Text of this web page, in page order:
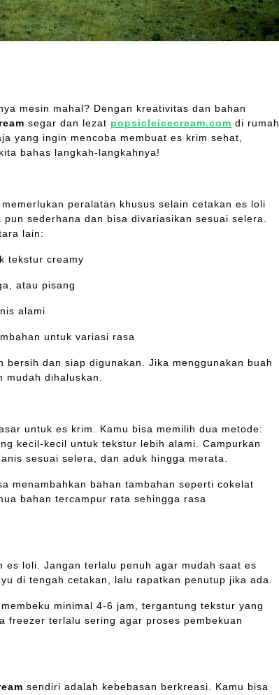
mesin mahal? Dengan kreativitas dan bahan
segar dan lezat popsicleicecream.com di rumah
yang ingin mencoba membuat es krim sehat,
bahas langkah-langkahnya!
peralatan khusus selain cetakan es loli
sederhana dan bisa divariasikan sesuai selera.
lain:
tekstur creamy
atau pisang
alami
untuk variasi rasa
dan siap digunakan. Jika menggunakan buah
mudah dihaluskan.
untuk es krim. Kamu bisa memilih dua metode:
kecil-kecil untuk tekstur lebih alami. Campurkan
sesuai selera, dan aduk hingga merata.
menambahkan bahan tambahan seperti cokelat
bahan tercampur rata sehingga rasa
loli. Jangan terlalu penuh agar mudah saat es
di tengah cetakan, lalu rapatkan penutup jika ada.
minimal 4-6 jam, tergantung tekstur yang
freezer terlalu sering agar proses pembekuan
sendiri adalah kebebasan berkreasi. Kamu bisa